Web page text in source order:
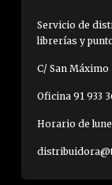
Servicio de
librerías y
C/ San Máximo
Oficina 91 933
Horario de